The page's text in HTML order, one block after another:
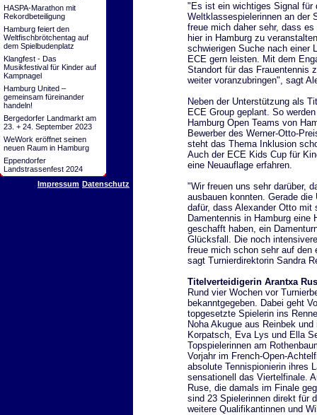
HASPA-Marathon mit
Rekordbeteiligung
Hamburg feiert den
Weltfischbrötchentag auf
dem Spielbudenplatz
Klangfest - Das
Musikfestival für Kinder auf
Kampnagel
Hamburg United –
gemeinsam füreinander
handeln!
Bergedorfer Landmarkt am
23. + 24. September 2023
WeWork eröffnet seinen
neuen Raum in Hamburg
Eppendorfer
Landstrassenfest 2024
Impressum Datenschutz
"Es ist ein wichtiges Signal für
Weltklassespielerinnen an der
freue mich daher sehr, dass
hier in Hamburg zu
schwierigen Suche nach einer
ECE gern leisten. Mit dem
Standort für das Frauentennis
weiter voranzubringen", sagt
Neben der Unterstützung als
ECE Group geplant. So
Hamburg Open Teams von
Bewerber des Werner-Otto-
steht das Thema Inklusion
Auch der ECE Kids Cup für
eine Neuauflage erfahren.
"Wir freuen uns sehr darüber,
ausbauen konnten. Gerade
dafür, dass Alexander Otto mit
Damentennis in Hamburg
geschafft haben, ein
Glücksfall. Die noch
freue mich schon sehr auf den
sagt Turnierdirektorin Sandra
Titelverteidigerin Arantxa
Rund vier Wochen vor
bekanntgegeben. Dabei geht
topgesetzte Spielerin ins
Noha Akugue aus Reinbek
Korpatsch, Eva Lys und Ella
Topspielerinnen am
Vorjahr im French-Open-
absolute Tennispionierin ihres
sensationell das Viertelfinale.
Ruse, die damals im Finale
sind 23 Spielerinnen direkt für
weitere Qualifikantinnen und